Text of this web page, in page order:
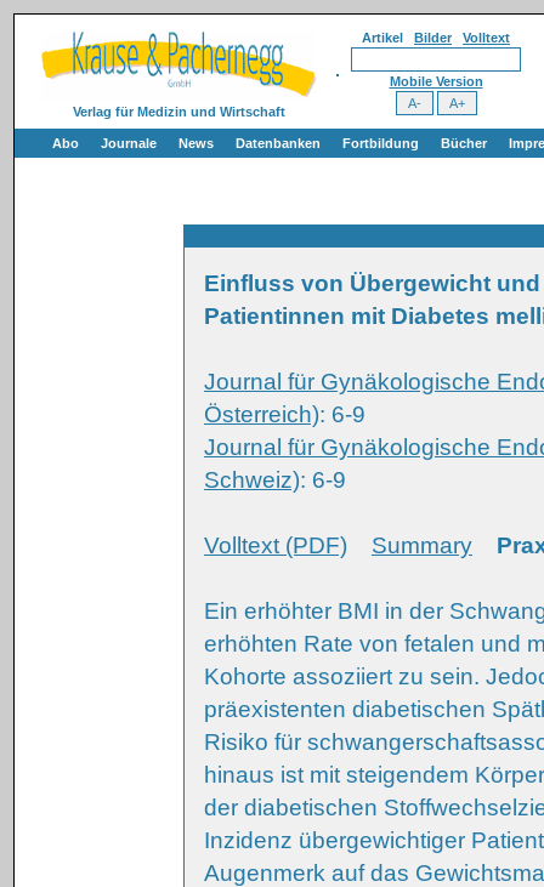
Verlag für Medizin und Wirtschaft
Artikel Bilder Volltext
Mobile Version
Abo Journale News Datenbanken Fortbildung Bücher
Einfluss von Übergewicht
Patientinnen mit Diabetes
Journal für Gynäkologische
Österreich): 6-9
Journal für Gynäkologische
Schweiz): 6-9
Volltext (PDF) Summary
Ein erhöhter BMI in der
erhöhten Rate von fetalen und
Kohorte assoziiert zu sein.
präexistenten diabetischen
Risiko für
hinaus ist mit steigendem
der diabetischen
Inzidenz übergewichtiger
Augenmerk auf das